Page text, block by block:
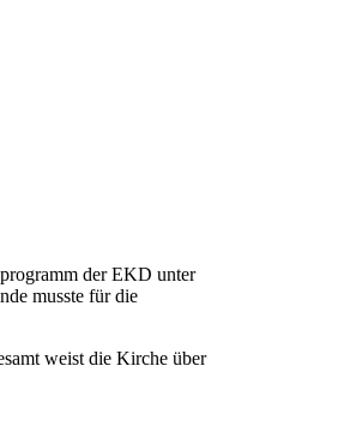
der EKD unter
musste für die
weist die Kirche über